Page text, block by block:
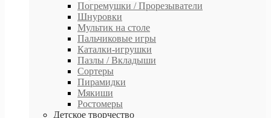
Погремушки / Прорезыватели
Шнуровки
Мультик на столе
Пальчиковые игры
Каталки-игрушки
Пазлы / Вкладыши
Сортеры
Пирамидки
Мякиши
Ростомеры
Детское творчество